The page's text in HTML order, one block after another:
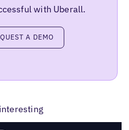
with Uberall.
a demoA DEMO